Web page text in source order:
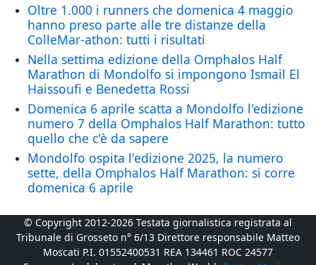
Oltre 1.000 i runners che domenica 4 maggio
hanno preso parte alle tre distanze della
ColleMar-athon: tutti i risultati
Nella settima edizione della Omphalos Half
Marathon di Mondolfo si impongono Ismail El
Haissoufi e Benedetta Rossi
Domenica 6 aprile scatta a Mondolfo l'edizione
numero 7 della Omphalos Half Marathon: tutto
quello che c'è da sapere
Mondolfo ospita l'edizione 2025, la numero
sette, della Omphalos Half Marathon: si corre
domenica 6 aprile
© Copyright 2012-2026 Testata giornalistica registrata al
Tribunale di Grosseto n° 6/13 Direttore responsabile Matteo
Moscati P.I. 01552400531 REA 134461 ROC 24577